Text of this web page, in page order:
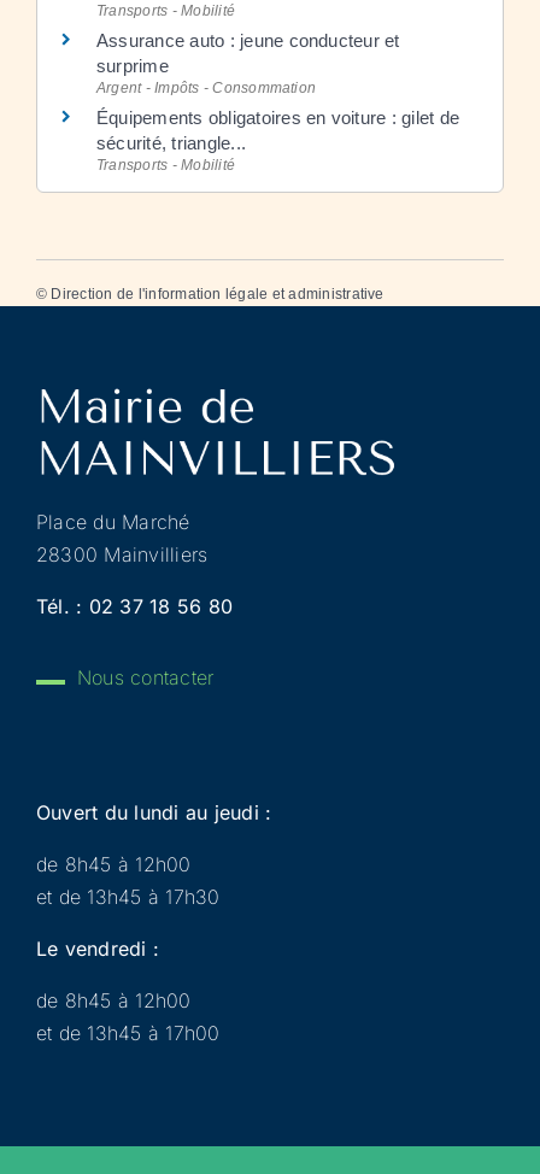
Transports - Mobilité
Assurance auto : jeune conducteur et
surprime
Argent - Impôts - Consommation
Équipements obligatoires en voiture : gilet de
sécurité, triangle...
Transports - Mobilité
© Direction de l'information légale et administrative
Place du Marché
28300 Mainvilliers
Tél. : 02 37 18 56 80
Nous contacter
Ouvert du lundi au jeudi :
de 8h45 à 12h00
et de 13h45 à 17h30
Le vendredi :
de 8h45 à 12h00
et de 13h45 à 17h00